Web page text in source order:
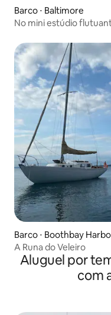
Barco ⋅ Baltimore
No mini estúdio
Barco ⋅ Boothbay
A Runa do Veleiro
Aluguel por
com